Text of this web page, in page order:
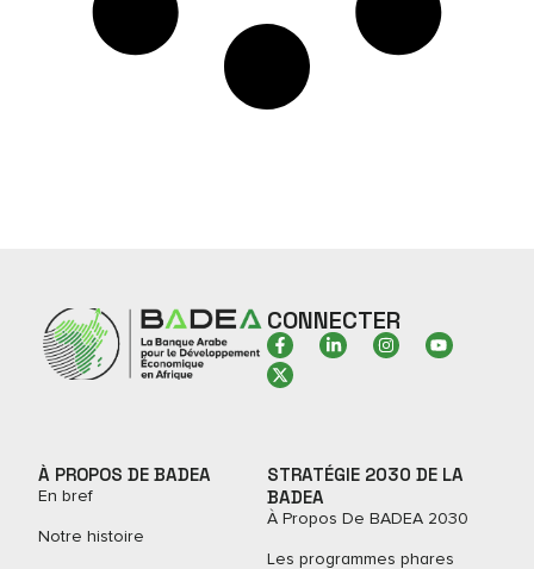
CONNECTER
À PROPOS DE BADEA
En bref
Notre histoire
STRATÉGIE 2030 DE LA
BADEA
À Propos De BADEA 2030
Les programmes phares